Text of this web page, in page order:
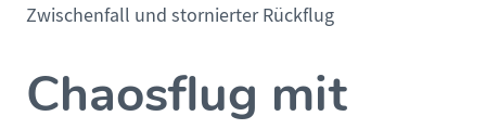
Zwischenfall und stornierter Rückflug
Chaosflug mit